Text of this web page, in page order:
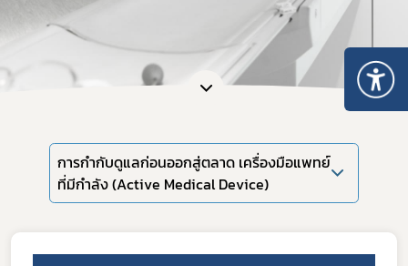
การกำกับดูแลก่อนออกสู่ตลาด เครื่องมือแพทย์
ที่มีกำลัง (Active Medical Device)